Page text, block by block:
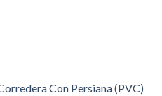
Con Persiana (PVC)